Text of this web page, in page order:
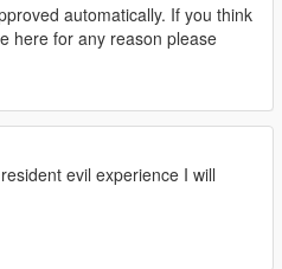
automatically. If you think
here for any reason please
evil experience I will